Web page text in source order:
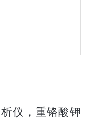
仪，重铬酸钾